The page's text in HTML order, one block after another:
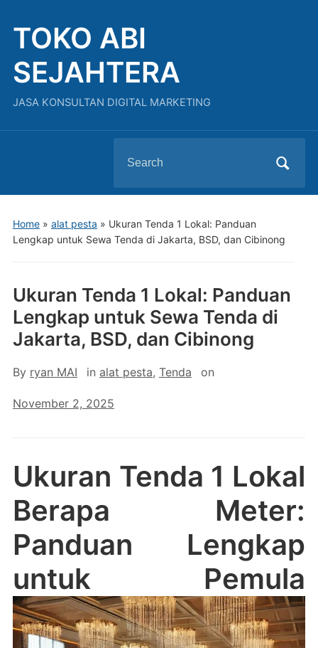
TOKO ABI
SEJAHTERA
JASA KONSULTAN DIGITAL MARKETING
for:
Home» alat pesta » Ukuran Tenda 1 Lokal: Panduan
Lengkap untuk Sewa Tenda di Jakarta, BSD, dan Cibinong
Ukuran Tenda 1 Lokal: Panduan
Lengkap untuk Sewa Tenda di
Jakarta, BSD, dan Cibinong
By ryan MAI in alat pesta, Tenda on
November 2, 2025
Ukuran Tenda 1 Lokal
Berapa Meter:
Panduan Lengkap
untuk Pemula